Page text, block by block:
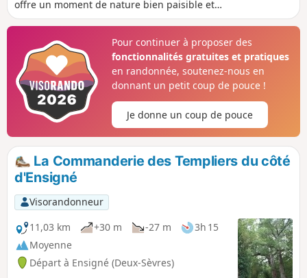
offre un moment de nature bien paisible et
ombragé dans une forêt avec des arbres
Pour continuer à proposer des
fonctionnalités gratuites et pratiques
en randonnée, soutenez-nous en
donnant un petit coup de pouce !
Je donne un coup de pouce
La Commanderie des Templiers du côté
d'Ensigné
Visorandonneur
11,03 km
+30 m -27 m
3h 15
Moyenne
Départ à Ensigné (Deux-Sèvres)